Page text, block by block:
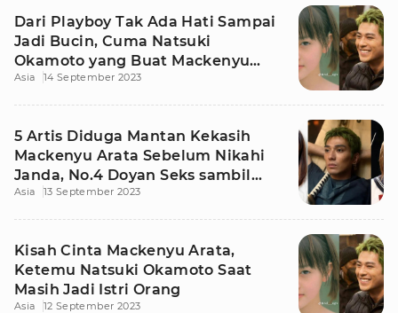
Dari Playboy Tak Ada Hati Sampai
Jadi Bucin, Cuma Natsuki
Okamoto yang Buat Mackenyu
Arata 'Jinak'
Asia 14 September 2023
5 Artis Diduga Mantan Kekasih
Mackenyu Arata Sebelum Nikahi
Janda, No.4 Doyan Seks sambil
Narkoba
Asia 13 September 2023
Kisah Cinta Mackenyu Arata,
Ketemu Natsuki Okamoto Saat
Masih Jadi Istri Orang
Asia 12 September 2023